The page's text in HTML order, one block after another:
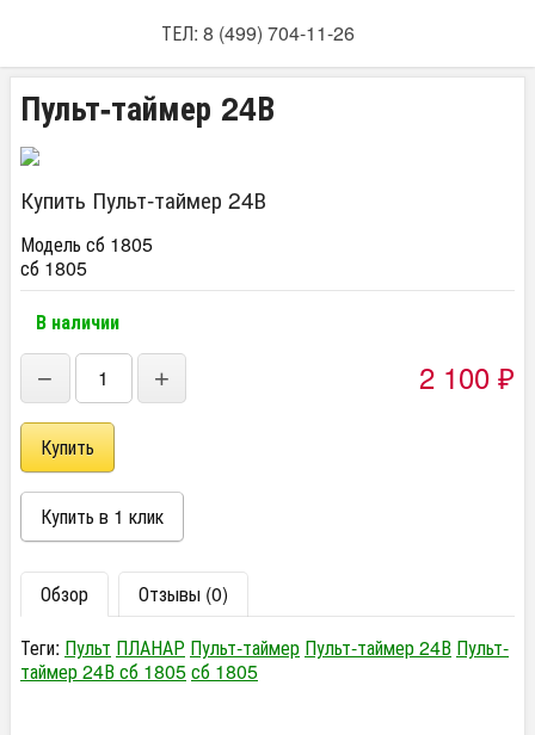
ТЕЛ: 8 (499) 704-11-26
Пульт-таймер 24В
Купить Пульт-таймер 24В
Модель сб 1805
сб 1805
В наличии
− + 2 100 ₽
Обзор
Отзывы (0)
Теги: Пульт ПЛАНАР Пульт-таймер Пульт-таймер 24В Пульт-
таймер 24В сб 1805сб 1805